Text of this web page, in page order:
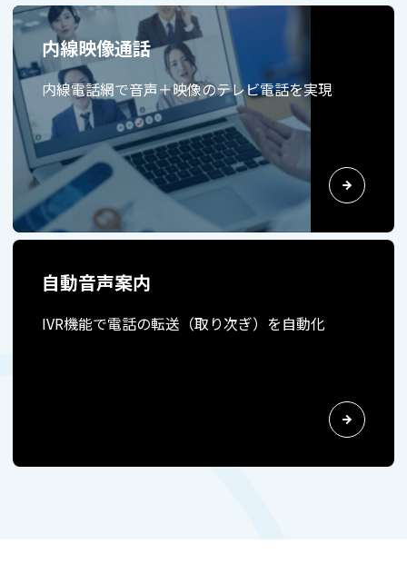
内線映像通話
内線電話網で音声＋映像のテレビ電話を実現
自動音声案内
IVR機能で電話の転送（取り次ぎ）を自動化